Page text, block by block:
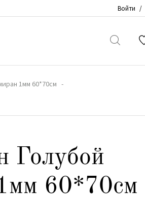
Войти /
1мм 60*70см
Голубой
60*70см